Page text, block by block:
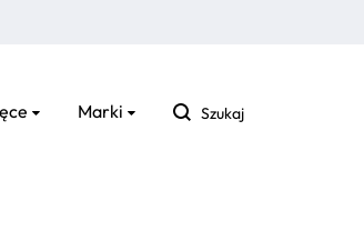
Marki Szukaj